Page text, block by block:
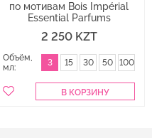
по мотивам Bois Impérial
Essential Parfums
2 250 KZT
Объём,
мл:
3 15 30 50 100